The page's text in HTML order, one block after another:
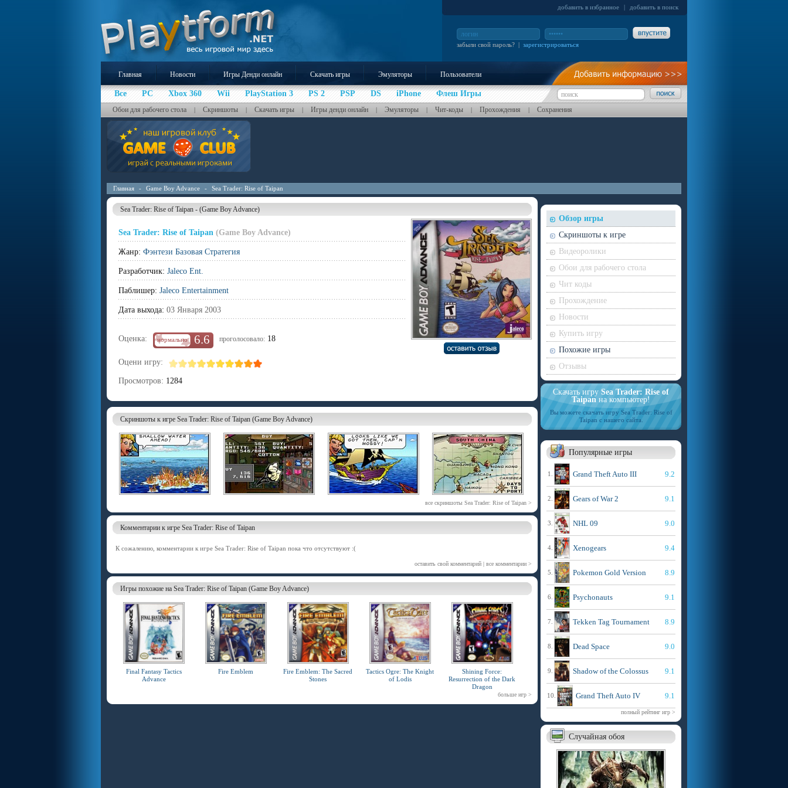
добавить в избранное | добавить в поиск
забыли свой пароль? | зарегистрироваться
Главная Новости Игры Денди онлайн Скачать игры Эмуляторы Пользователи
Все PC Xbox 360 Wii PlayStation 3 PS 2 PSP DS iPhone Флеш Игры
Обои для рабочего стола | Скриншоты | Скачать игры | Игры денди онлайн | Эмуляторы | Чит-коды | Прохождения | Сохранения
Главная - Game Boy Advance - Sea Trader: Rise of Taipan
Sea Trader: Rise of Taipan - (Game Boy Advance)
Sea Trader: Rise of Taipan (Game Boy Advance)
Жанр: Фэнтези Базовая Стратегия
Разработчик: Jaleco Ent.
Паблишер: Jaleco Entertainment
Дата выхода: 03 Января 2003
Оценка: нормально 6.6 проголосовало: 18
Оцени игру:
Просмотров: 1284
Скриншоты к игре Sea Trader: Rise of Taipan (Game Boy Advance)
все скриншоты Sea Trader: Rise of Taipan >
Комментарии к игре Sea Trader: Rise of Taipan
К сожалению, комментарии к игре Sea Trader: Rise of Taipan пока что отсутствуют :(
оставить свой комментарий | все комментарии >
Игры похожие на Sea Trader: Rise of Taipan (Game Boy Advance)
Final Fantasy Tactics
Advance
Fire Emblem
Fire Emblem: The Sacred
Stones
Tactics Ogre: The Knight
of Lodis
Shining Force:
Resurrection of the Dark
Dragon
больше игр >
Обзор игры
Скриншоты к игре
Видеоролики
Обои для рабочего стола
Чит коды
Прохождение
Новости
Купить игру
Похожие игры
Отзывы
Скачать игру Sea Trader: Rise of
Taipan на компьютер!
Вы можете скачать игру Sea Trader: Rise of
Taipan с нашего сайта.
Популярные игры
1. Grand Theft Auto III 9.2
2. Gears of War 2 9.1
3. NHL 09 9.0
4. Xenogears 9.4
5. Pokemon Gold Version 8.9
6. Psychonauts 9.1
7. Tekken Tag Tournament 8.9
8. Dead Space 9.0
9. Shadow of the Colossus 9.1
10. Grand Theft Auto IV 9.1
полный рейтинг игр >
Случайная обоя